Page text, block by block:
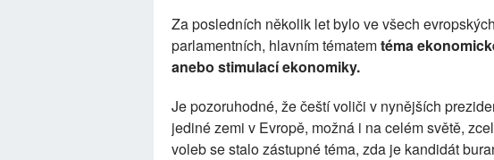
Za posledních několik let bylo ve všech
parlamentních, hlavním tématemtéma
anebo stimulací ekonomiky.
Je pozoruhodné, že čeští voliči v nynějších
jediné zemi v Evropě, možná i na celém světě,
voleb se stalo zástupné téma, zda je kandidát